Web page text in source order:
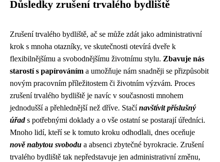
Důsledky zrušení trvalého bydliště
Zrušení trvalého bydliště, ač se může zdát jako administrativní
krok s mnoha otazníky, ve skutečnosti otevírá dveře k
flexibilnějšímu a svobodnějšímu životnímu stylu. Zbavuje nás
starostí s papírováním a umožňuje nám snadněji se přizpůsobit
novým pracovním příležitostem či životním výzvám. Proces
zrušení trvalého bydliště je navíc v současnosti mnohem
jednodušší a přehlednější než dříve. Stačí navštívit příslušný
úřads potřebnými doklady a o vše ostatní se postarají úředníci.
Mnoho lidí, kteří se k tomuto kroku odhodlali, dnes oceňuje
nově nabytou svobodu a absenci zbytečné byrokracie. Zrušení
trvalého bydliště tak nepředstavuje jen administrativní změnu,